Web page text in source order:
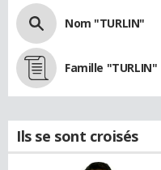
Nom "TURLIN"
Famille "TURLIN"
Ils se sont croisés